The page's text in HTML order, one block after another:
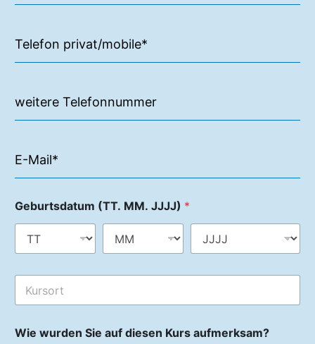
Geburtsdatum (TT. MM. JJJJ) *
Wie wurden Sie auf diesen Kurs aufmerksam?